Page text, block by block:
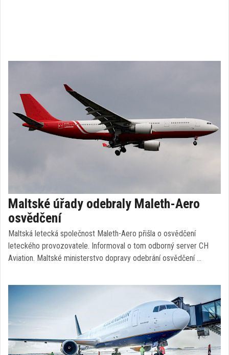
Maltské úřady odebraly Maleth-Aero
osvědčení
Maltská letecká společnost Maleth-Aero přišla o osvědčení
leteckého provozovatele. Informoval o tom odborný server CH
Aviation. Maltské ministerstvo dopravy odebrání osvědčení …